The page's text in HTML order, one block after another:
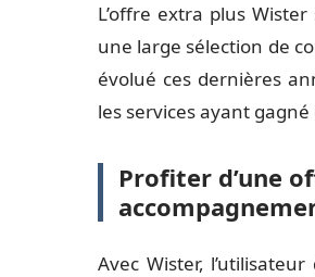
L’offre extra plus Wister
une large sélection de
évolué ces dernières
les services ayant
Profiter d’une
Avec Wister,